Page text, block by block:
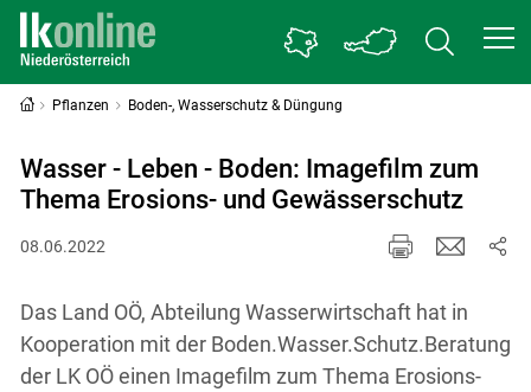
Pflanzen Boden-, Wasserschutz & Düngung
Wasser - Leben - Boden: Imagefilm zum
Thema Erosions- und Gewässerschutz
08.06.2022
Das Land OÖ, Abteilung Wasserwirtschaft hat in
Kooperation mit der Boden.Wasser.Schutz.Beratung
der LK OÖ einen Imagefilm zum Thema Erosions-